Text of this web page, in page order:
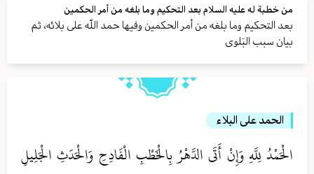
من خطبة له عليه السلام بعد التحكيم وما بلغه من أمر الحكمين
بعد التحكيم وما بلغه من أمر الحكمين وفيها حمد اللّه على بلائه، ثم
بيان سبب البَلوى
الحمد على البلاء
الْحَمْدُ لِلَّهِ وَإِنْ أَتَى الدَّهْرُ بِالْخَطْبِ الْفَادِحِ وَالْحَدَثِ الْجَلِيلِ